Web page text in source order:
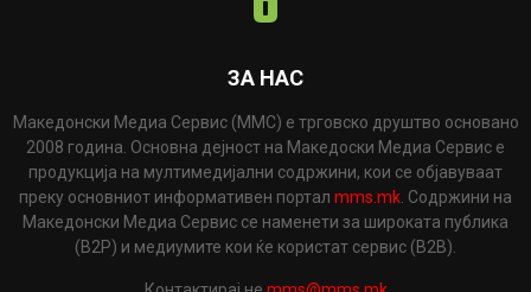
ЗА НАС
Македонски Медиа Сервис (ММС) е трговско друштво основано
2008 година. Основна дејност на Македоски Медиа Сервис е
продукција на мултимедијални содржини, кои се објавуваат
преку основниот информативен портал mms.mk . Содржини на
Македонски Медиа Сервис се наменети за широката публика
(B2P) и медиумите кои ќе користат сервис (B2B).